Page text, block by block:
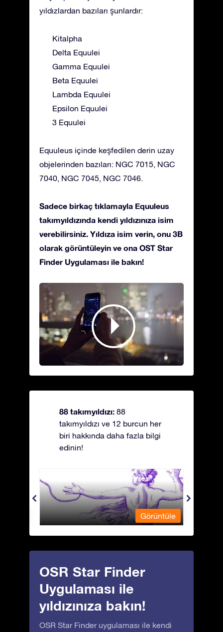
yıldızlardan bazıları şunlardır:
Kitalpha
Delta Equulei
Gamma Equulei
Beta Equulei
Lambda Equulei
Epsilon Equulei
3 Equulei
Equuleus içinde keşfedilen derin uzay
objelerinden bazıları: NGC 7015, NGC
7040, NGC 7045, NGC 7046.
Sadece birkaç tıklamayla Equuleus
takımyıldızında kendi yıldızınıza isim
verebilirsiniz. Yıldıza isim verin, onu 3B
olarak görüntüleyin ve ona OST Star
Finder Uygulaması ile bakın!
88 takımyıldızı: 88
takımyıldızı ve 12 burcun her
biri hakkında daha fazla bilgi
edinin!
Andromeda - Zincirli Prenses
Görüntüle
OSR Star Finder
Uygulaması ile
yıldızınıza bakın!
OSR Star Finder uygulaması ile kendi